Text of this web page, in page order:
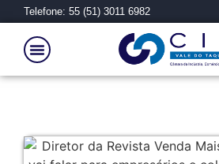
Telefone: 55 (51) 3011 6982